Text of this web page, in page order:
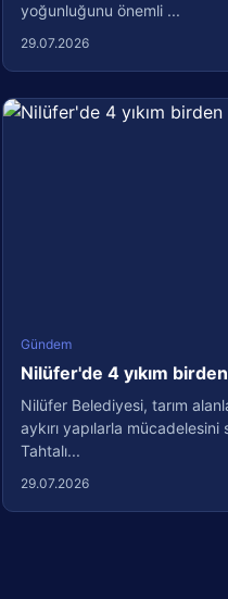
yoğunluğunu önemli ...
29.07.2026
Gündem
Nilüfer'de 4 yıkım birden
Nilüfer Belediyesi, tarım
aykırı yapılarla
Tahtalı...
29.07.2026